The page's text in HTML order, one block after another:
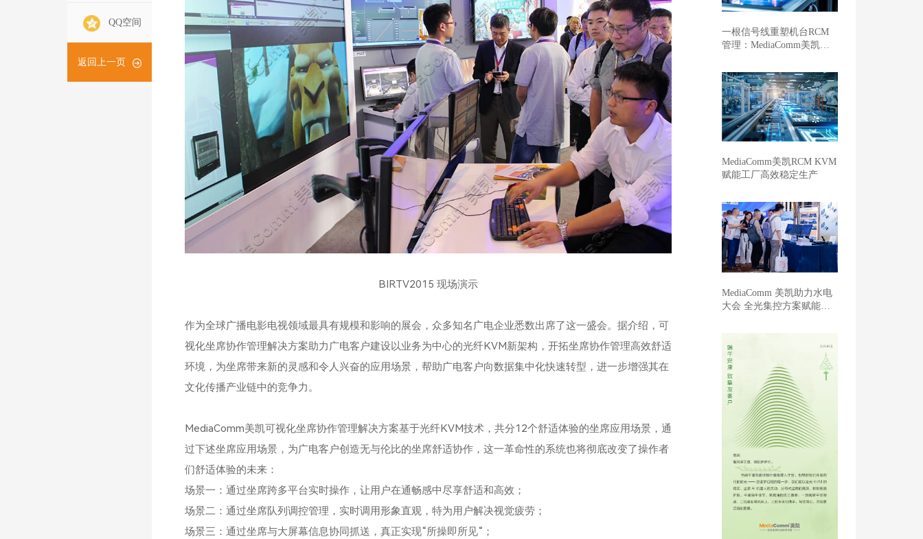
QQ空间
返回上一页
BIRTV2015 现场演示
作为全球广播电影电视领域最具有规模和影响的展会，众多知名广电企业悉数出席了这一盛会。据介绍，可
视化坐席协作管理解决方案助力广电客户建设以业务为中心的光纤KVM新架构，开拓坐席协作管理高效舒适
环境，为坐席带来新的灵感和令人兴奋的应用场景，帮助广电客户向数据集中化快速转型，进一步增强其在
文化传播产业链中的竞争力。
MediaComm美凯可视化坐席协作管理解决方案基于光纤KVM技术，共分12个舒适体验的坐席应用场景，通
过下述坐席应用场景，为广电客户创造无与伦比的坐席舒适协作，这一革命性的系统也将彻底改变了操作者
们舒适体验的未来：
场景一：通过坐席跨多平台实时操作，让用户在通畅感中尽享舒适和高效；
场景二：通过坐席队列调控管理，实时调用形象直观，特为用户解决视觉疲劳；
场景三：通过坐席与大屏幕信息协同抓送，真正实现“所操即所见“；
一根信号线重塑机台RCM
管理：MediaComm美凯开
式
MediaComm美凯RCM KVM
赋能工厂高效稳定生产
MediaComm 美凯助力水电
大会 全光集控方案赋能新